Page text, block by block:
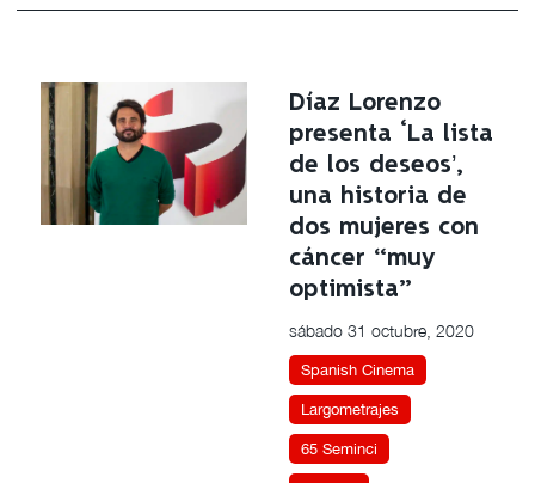
Díaz Lorenzo
presenta ‘La lista
de los deseos’,
una historia de
dos mujeres con
cáncer “muy
optimista”
sábado 31 octubre, 2020
Spanish Cinema
Largometrajes
65 Seminci